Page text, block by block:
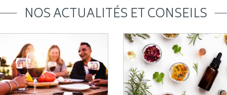
NOS ACTUALITÉS ET CONSEILS